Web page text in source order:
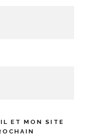
ET MON SITE